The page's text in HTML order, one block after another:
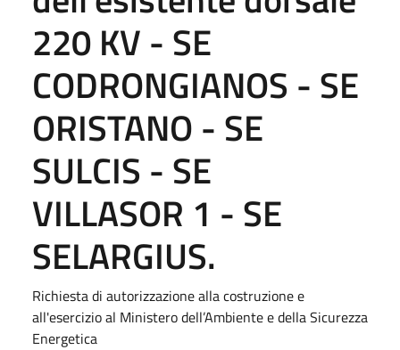
220 KV - SE
CODRONGIANOS - SE
ORISTANO - SE
SULCIS - SE
VILLASOR 1 - SE
SELARGIUS.
Richiesta di autorizzazione alla costruzione e
all'esercizio al Ministero dell’Ambiente e della Sicurezza
Energetica